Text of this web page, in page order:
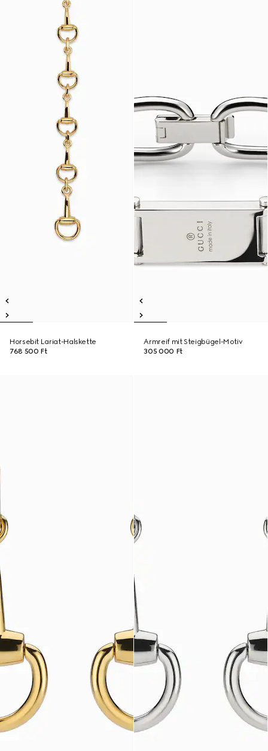
Horsebit Lariat-Halskette
768 500 Ft
Armreif mit Steigbügel-Motiv
305 000 Ft